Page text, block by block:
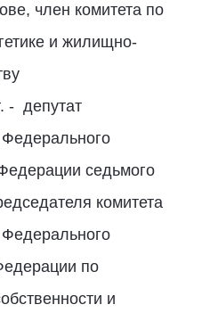
член комитета по
и жилищно-
- депутат
седьмого
комитета
по
и